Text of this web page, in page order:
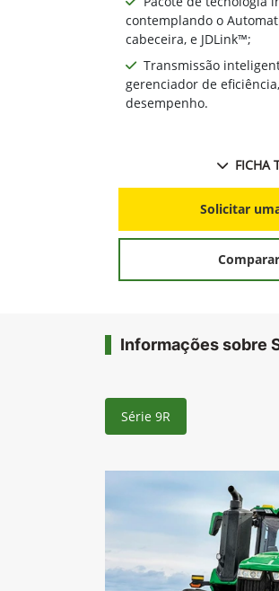
contemplando o
cabeceira, e JDLink™;
Transmissão
gerenciador de
desempenho.
FICHA
Solicitar
Informações sobre
Série 9R